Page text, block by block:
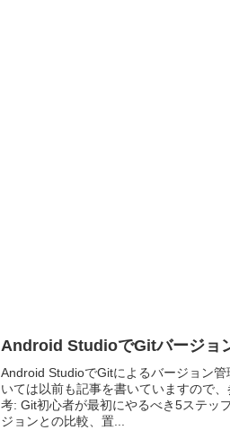
Android StudioでGitバージョ
Android StudioでGitによるバージョン
いては以前も記事を書いていますので
考: Git初心者が最初にやるべき5ステッ
ジョンとの比較、置...